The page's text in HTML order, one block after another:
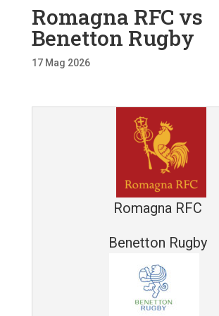
Romagna RFC vs
Benetton Rugby
17 Mag 2026
Romagna RFC
Benetton Rugby